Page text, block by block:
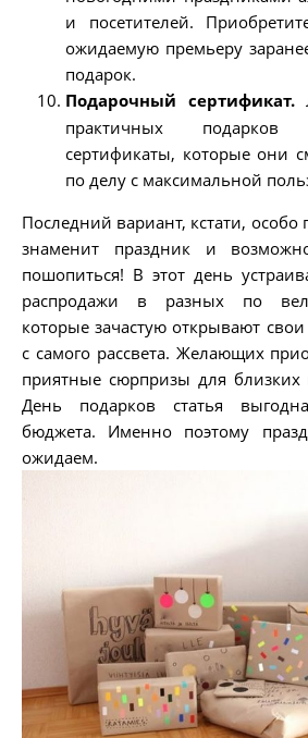
и посетителей.
ожидаемую премьеру
подарок.
Подарочный сертификат.
практичных
сертификаты, которые они
по делу с максимальной
Последний вариант, кстати, особо
знаменит праздник и
пошопиться! В этот день
распродажи в разных по
которые зачастую открывают
с самого рассвета. Желающих
приятные сюрпризы для близких
День подарков статья
бюджета. Именно поэтому
ожидаем.